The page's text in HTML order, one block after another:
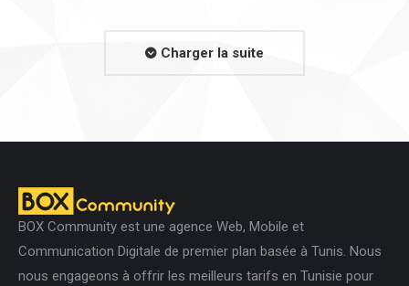
Charger la suite
BOX Community est une agence Web, Mobile et
Communication Digitale de premier plan basée à Tunis. Nous
nous engageons à offrir les meilleurs tarifs en Tunisie pour